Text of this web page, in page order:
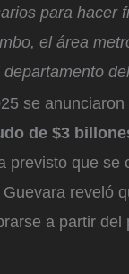
para hacer
el área
se
de $3
previsto que se
reveló
a partir del